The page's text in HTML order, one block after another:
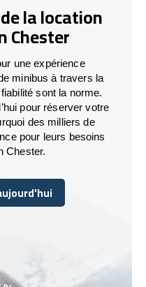
la location
Chester
une expérience
minibus à travers la
sont la norme.
pour réserver votre
des milliers de
pour leurs besoins
Chester.